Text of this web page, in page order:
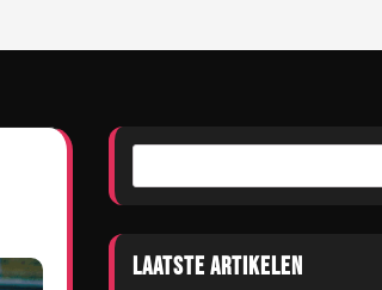
Laatste artikelen